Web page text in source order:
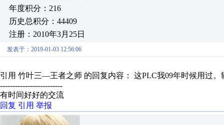
年度积分：216
历史总积分：44409
注册：2010年3月25日
发表于：2019-01-03 12:56:06
引用 竹叶三—王者之师 的回复内容： 这PLC我09年时候用过。
-------------------------
有时间好好的交流
回复 引用 举报